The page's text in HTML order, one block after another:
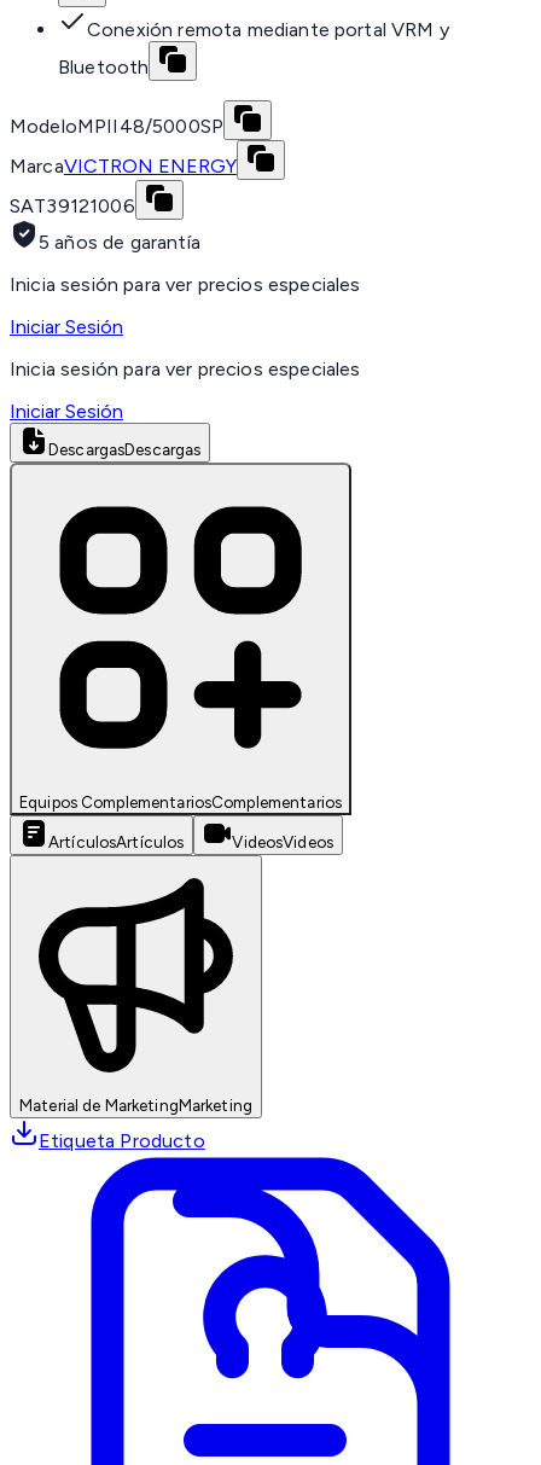
Conexión remota mediante portal VRM y
Bluetooth
ModeloMPII48/5000SP
MarcaVICTRON ENERGY
SAT39121006
5 años de garantía
Inicia sesión para ver precios especiales
Iniciar Sesión
Inicia sesión para ver precios especiales
Iniciar Sesión
DescargasDescargas
Equipos ComplementariosComplementarios
ArtículosArtículos VideosVideos
Material de MarketingMarketing
Etiqueta Producto